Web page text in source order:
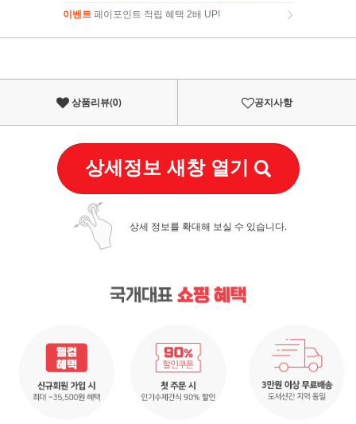
이벤트 페이포인트 적립 혜택 2배 UP!
이벤트페이포인트 적립 혜택 2배 UP!
상품리뷰(0) 공지사항
상세정보 새창 열기
상세 정보를 확대해 보실 수 있습니다.